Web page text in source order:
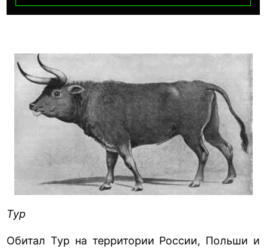
Тур
Обитал Тур на территории России, Польши и